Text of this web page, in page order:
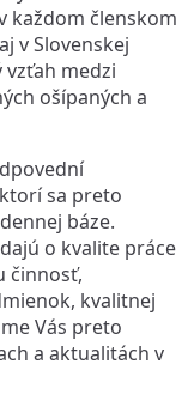
každom členskom
v Slovenskej
medzi
ošípaných a
sa preto
báze.
o kvalite práce
činnosť,
kvalitnej
Vás preto
a aktualitách v